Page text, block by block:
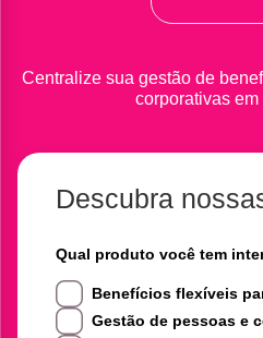
Centralize sua gestão de
corporativas
Descubra
Qual produto você tem
Benefícios flexíveis
Gestão de pessoas e